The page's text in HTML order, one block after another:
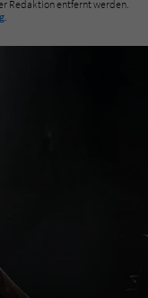
Redaktion entfernt werden.